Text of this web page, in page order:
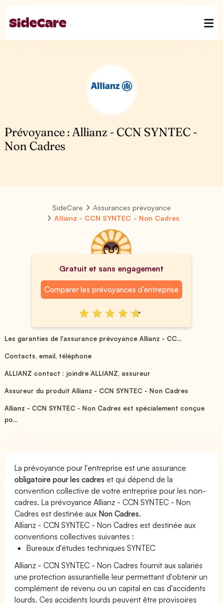
Prévoyance : Allianz - CCN SYNTEC -
Non Cadres
SideCare
Assurances prévoyance
Allianz - CCN SYNTEC - Non Cadres
Gratuit et sans engagement
Comparer les prévoyances d'entreprise
Les garanties de l'assurance prévoyance Allianz - CC...
Contacts, email, téléphone
ALLIANZ contact : joindre ALLIANZ, assureur
Assureur du produit Allianz - CCN SYNTEC - Non Cadres
Allianz - CCN SYNTEC - Non Cadres est spécialement conçue
po...
La prévoyance pour l'entreprise est une assurance
obligatoire pour les cadres et qui dépend de la
convention collective de votre entreprise pour les non-
cadres. La prévoyance Allianz - CCN SYNTEC - Non
Cadres est destinée aux Non Cadres.
Allianz - CCN SYNTEC - Non Cadres est destinée aux
conventions collectives suivantes :
Bureaux d'études techniques SYNTEC
Allianz - CCN SYNTEC - Non Cadres fournit aux salariés
une protection assurantielle leur permettant d'obtenir un
complément de revenu ou un capital en cas d'accidents
lourds. Ces accidents lourds peuvent être provisoires